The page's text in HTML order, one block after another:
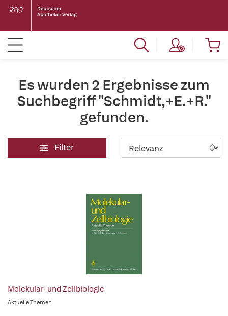
Es wurden 2 Ergebnisse zum
Suchbegriff "Schmidt,+E.+R."
gefunden.
Filter
Molekular- und Zellbiologie
Aktuelle Themen